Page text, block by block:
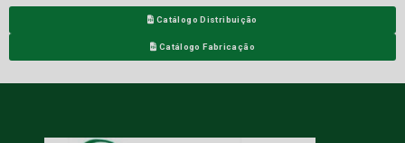
Catálogo Distribuição
Catálogo Fabricação